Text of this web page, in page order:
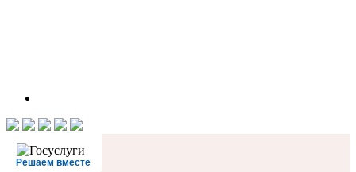
Решаем вместе